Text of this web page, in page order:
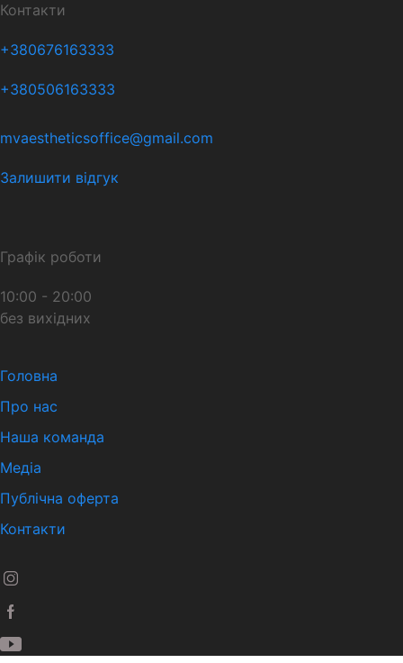
Контакти
+380676163333
+380506163333
mvaestheticsoffice@gmail.com
Залишити відгук
Графік роботи
10:00 - 20:00
без вихідних
Головна
Про нас
Наша команда
Медіа
Публічна оферта
Контакти